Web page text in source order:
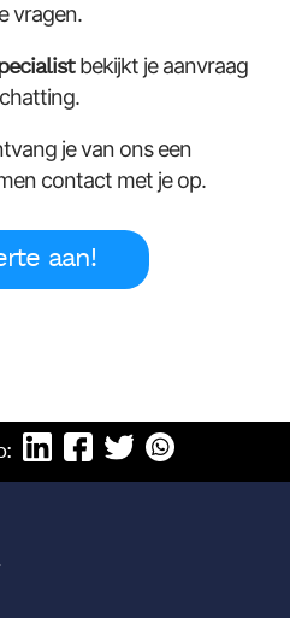
vragen.
bekijkt je aanvraag
je van ons een
contact met je op.
aan!